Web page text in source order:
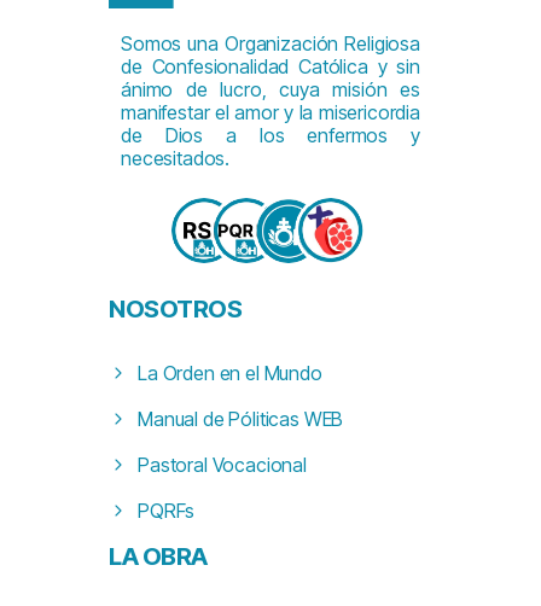
Somos una Organización Religiosa
de Confesionalidad Católica y sin
ánimo de lucro, cuya misión es
manifestar el amor y la misericordia
de Dios a los enfermos y
necesitados.
NOSOTROS
La Orden en el Mundo
Manual de Póliticas WEB
Pastoral Vocacional
PQRFs
LAOBRA